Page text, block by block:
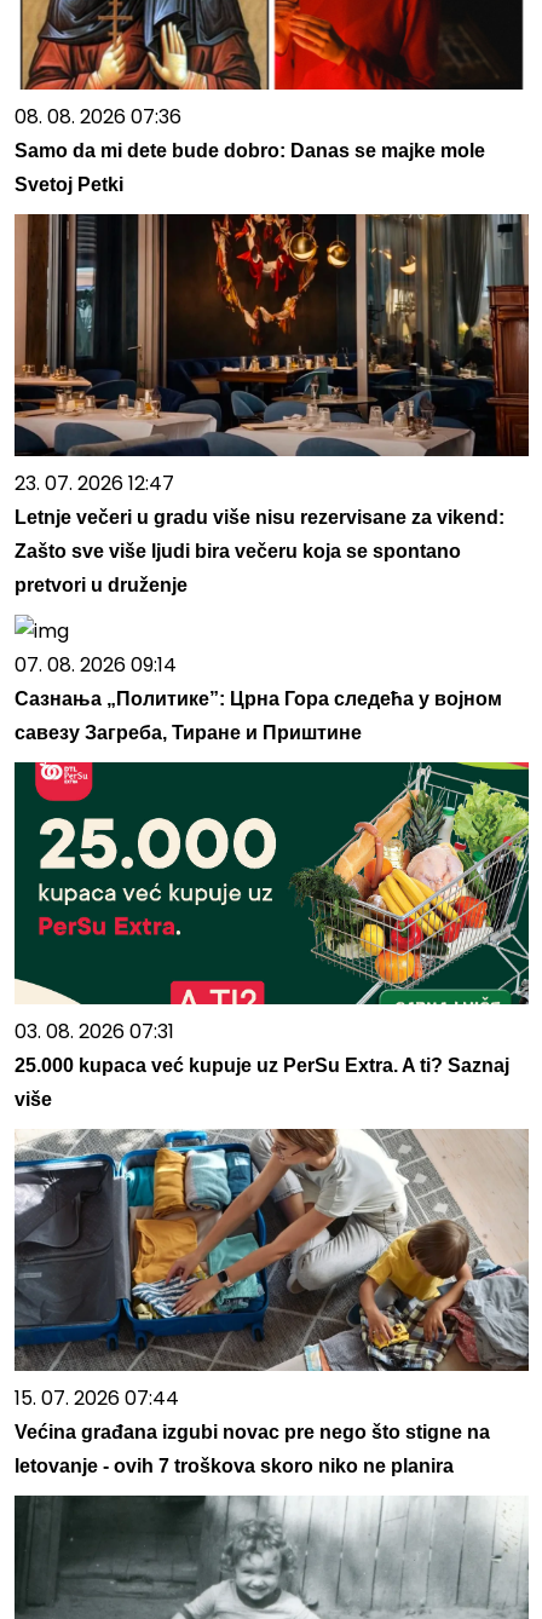
08. 08. 2026 07:36
Samo da mi dete bude dobro: Danas se majke mole
Svetoj Petki
23. 07. 2026 12:47
Letnje večeri u gradu više nisu rezervisane za vikend:
Zašto sve više ljudi bira večeru koja se spontano
pretvori u druženje
07. 08. 2026 09:14
Сазнања „Политике”: Црна Гора следећа у војном
савезу Загреба, Тиране и Приштине
03. 08. 2026 07:31
25.000 kupaca već kupuje uz PerSu Extra. A ti? Saznaj
više
15. 07. 2026 07:44
Većina građana izgubi novac pre nego što stigne na
letovanje - ovih 7 troškova skoro niko ne planira